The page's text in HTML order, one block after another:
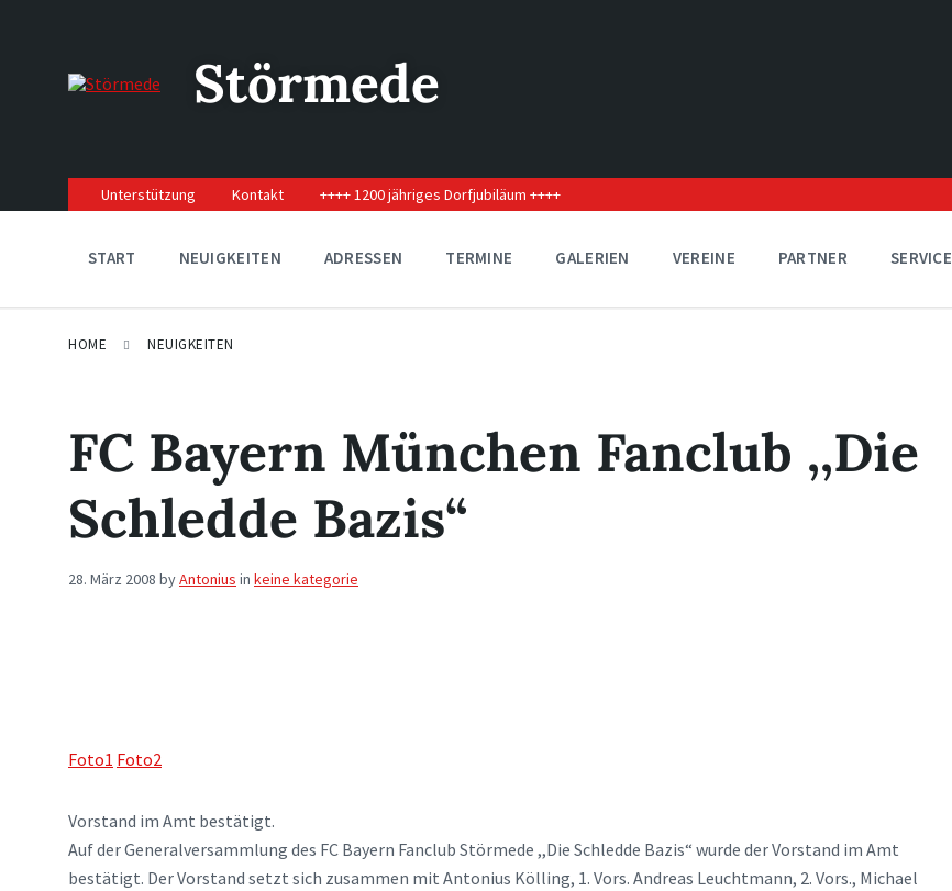
navigation
Störmede
Unterstützung Kontakt ++++ 1200 jähriges Dorfjubiläum ++++
START NEUIGKEITEN ADRESSEN TERMINE GALERIEN VEREINE PARTNER SERVICE
HOME NEUIGKEITEN
FC Bayern München Fanclub ,,Die
Schledde Bazis“
28. März 2008 byAntonius in keine kategorie
Foto1 Foto2
Vorstand im Amt bestätigt.
Auf der Generalversammlung des FC Bayern Fanclub Störmede ,,Die Schledde Bazis“ wurde der Vorstand im Amt
bestätigt. Der Vorstand setzt sich zusammen mit Antonius Kölling, 1. Vors. Andreas Leuchtmann, 2. Vors., Michael